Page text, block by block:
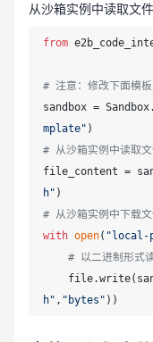
从沙箱实例中读取文
from
# 注意：修改下面模
sandbox =
mplate"
# 从沙箱实例中读取
file_content =
h"
# 从沙箱实例中下载
with open( "local-
# 以二进制形式
h" , "bytes" ))